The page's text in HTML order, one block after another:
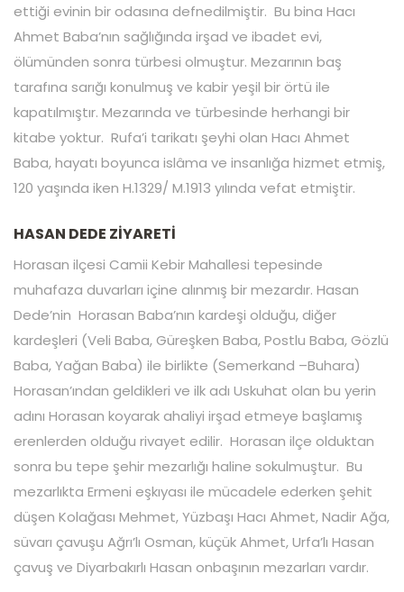
ettiği evinin bir odasına defnedilmiştir. Bu bina Hacı
Ahmet Baba’nın sağlığında irşad ve ibadet evi,
ölümünden sonra türbesi olmuştur. Mezarının baş
tarafına sarığı konulmuş ve kabir yeşil bir örtü ile
kapatılmıştır. Mezarında ve türbesinde herhangi bir
kitabe yoktur. Rufa’i tarikatı şeyhi olan Hacı Ahmet
Baba, hayatı boyunca islâma ve insanlığa hizmet etmiş,
120 yaşında iken H.1329/ M.1913 yılında vefat etmiştir.
HASAN DEDE ZİYARETİ
Horasan ilçesi Camii Kebir Mahallesi tepesinde
muhafaza duvarları içine alınmış bir mezardır. Hasan
Dede’nin Horasan Baba’nın kardeşi olduğu, diğer
kardeşleri (Veli Baba, Güreşken Baba, Postlu Baba, Gözlü
Baba, Yağan Baba) ile birlikte (Semerkand –Buhara)
Horasan’ından geldikleri ve ilk adı Uskuhat olan bu yerin
adını Horasan koyarak ahaliyi irşad etmeye başlamış
erenlerden olduğu rivayet edilir. Horasan ilçe olduktan
sonra bu tepe şehir mezarlığı haline sokulmuştur. Bu
mezarlıkta Ermeni eşkıyası ile mücadele ederken şehit
düşen Kolağası Mehmet, Yüzbaşı Hacı Ahmet, Nadir Ağa,
süvarı çavuşu Ağrı’lı Osman, küçük Ahmet, Urfa’lı Hasan
çavuş ve Diyarbakırlı Hasan onbaşının mezarları vardır.